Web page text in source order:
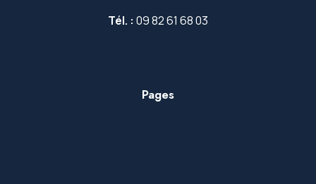
Tél. : 09 82 61 68 03
Pages